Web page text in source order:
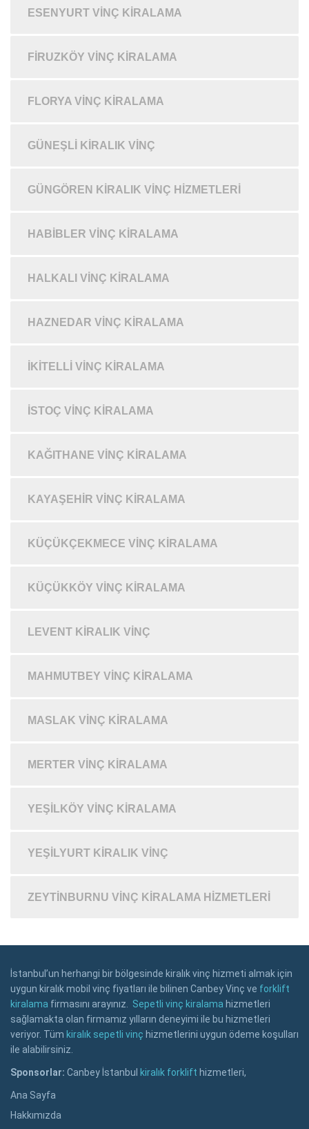
ESENYURT VINÇ KIRALAMA
FIRUZKÖY VINÇ KIRALAMA
FLORYA VINÇ KIRALAMA
GÜNEŞLI KIRALIK VINÇ
GÜNGÖREN KIRALIK VINÇ HIZMETLERI
HABIBLER VINÇ KIRALAMA
HALKALI VINÇ KIRALAMA
HAZNEDAR VINÇ KIRALAMA
İKITELLI VINÇ KIRALAMA
İSTOÇ VINÇ KIRALAMA
KAĞITHANE VINÇ KIRALAMA
KAYAŞEHIR VINÇ KIRALAMA
KÜÇÜKÇEKMECE VINÇ KIRALAMA
KÜÇÜKKÖY VINÇ KIRALAMA
LEVENT KIRALIK VINÇ
MAHMUTBEY VINÇ KIRALAMA
MASLAK VINÇ KIRALAMA
MERTER VINÇ KIRALAMA
YEŞILKÖY VINÇ KIRALAMA
YEŞILYURT KIRALIK VINÇ
ZEYTINBURNU VINÇ KIRALAMA HIZMETLERI
İstanbul’un herhangi bir bölgesinde kiralık vinç hizmeti almak için
uygun kiralık mobil vinç fiyatları ile bilinen Canbey Vinç ve forklift
kiralama firmasını arayınız. Sepetli vinç kiralama hizmetleri
sağlamakta olan firmamız yılların deneyimi ile bu hizmetleri
veriyor. Tüm kiralık sepetli vinç hizmetlerini uygun ödeme koşulları
ile alabilirsiniz.
Sponsorlar: Canbey İstanbul kiralık forklift hizmetleri,
Ana Sayfa
Hakkımızda